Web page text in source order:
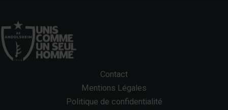
Contact
Mentions Légales
Politique de confidentialité